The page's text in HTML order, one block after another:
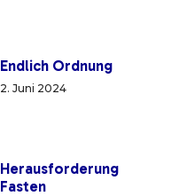
Endlich Ordnung
2. Juni 2024
Herausforderung
Fasten